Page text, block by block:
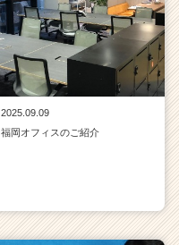
2025.09.09
福岡オフィスのご紹介